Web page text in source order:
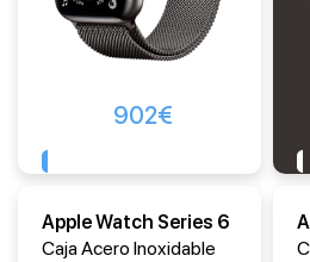
902€
Apple Watch Series 6
Caja Acero Inoxidable